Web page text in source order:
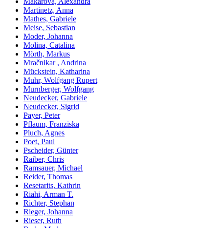
Martinetz, Anna
Mathes, Gabriele
Meise, Sebastian
Moder, Johanna
Molina, Catalina
Mörth, Markus
Mračnikar , Andrina
Mückstein, Katharina
Muhr, Wolfgang Rupert
Murnberger, Wolfgang
Neudecker, Gabriele
Neudecker, Sigrid
Payer, Peter
Pflaum, Franziska
Pluch, Agnes
Poet, Paul
Pscheider, Günter
Raiber, Chris
Ramsauer, Michael
Reider, Thomas
Resetarits, Kathrin
Riahi, Arman T.
Richter, Stephan
Rieger, Johanna
Rieser, Ruth